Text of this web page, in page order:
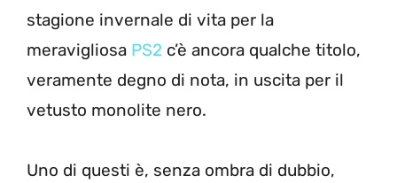
stagione invernale di vita per la
meravigliosa PS2 c’è ancora qualche titolo,
veramente degno di nota, in uscita per il
vetusto monolite nero.
Uno di questi è, senza ombra di dubbio,